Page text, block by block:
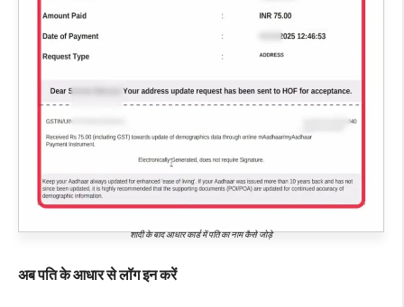
शादी के बाद आधार कार्ड में पति का नाम कैसे जोड़े
अब पति के आधार से लॉग इन करें